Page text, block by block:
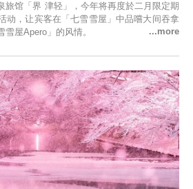
旅馆「界 津轻」，今年将再度於二月限定期
动，让宾客在「七雪雪屋」中品嚐大间吞拿
屋Apero」的风情。